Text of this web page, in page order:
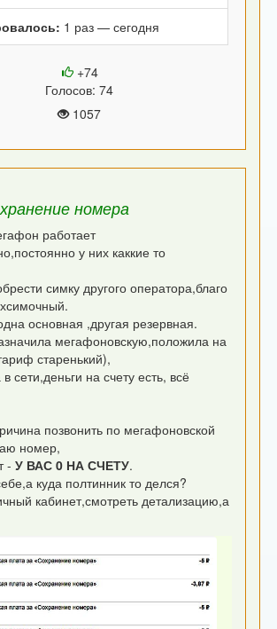
1 раз — сегодня
+74
Голосов: 74
1057
номера
работает
у них каккие то
симку другого оператора,благо
основная ,другая резервная.
мегафоновскую,положила на
старенький),
сети,деньги на счету есть, всё
позвонить по мегафоновской
номер,
-У ВАС 0 НА СЧЕТУ.
куда полтинник то делся?
кабинет,смотреть детализацию,а